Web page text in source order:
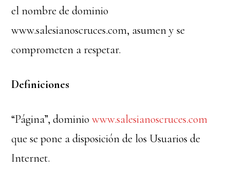
el nombre de dominio
www.salesianoscruces.com, asumen y se
comprometen a respetar.
Definiciones
“Página”, dominiowww.salesianoscruces.com
que se pone a disposición de los Usuarios de
Internet.